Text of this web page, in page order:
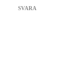
SVARA